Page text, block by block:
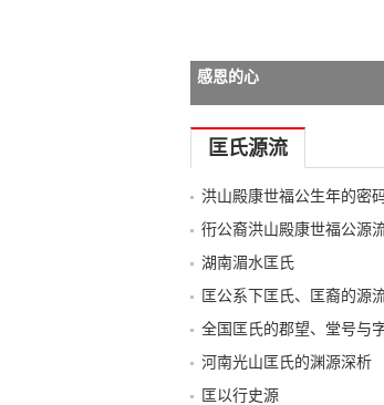
-->
感恩的心
匡氏源流
洪山殿康世福公生年的密
衎公裔洪山殿康世福公源
湖南湄水匡氏
匡公系下匡氏、匡裔的源
全国匡氏的郡望、堂号与
河南光山匡氏的渊源深析
匡以行史源